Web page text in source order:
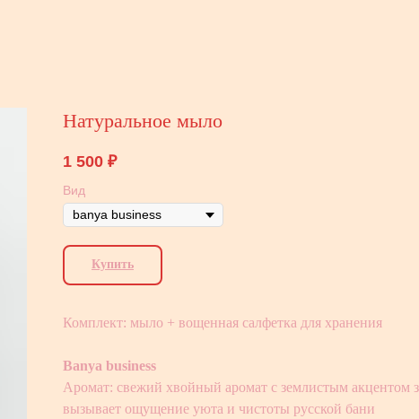
Натуральное мыло
1 500 ₽
Вид
Купить
Комплект: мыло + вощенная салфетка для хранения
Banya business
Аромат: свежий хвойный аромат с землистым акцентoм
вызывает ощущение уюта и чистоты русской бани